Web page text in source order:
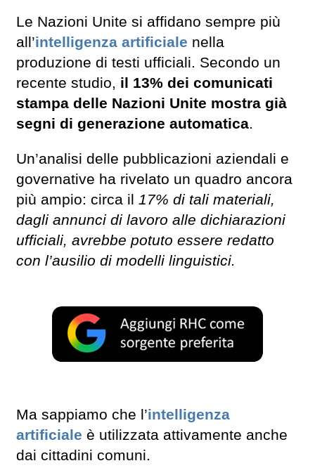
Le Nazioni Unite si affidano sempre più
all’intelligenza artificiale nella
produzione di testi ufficiali. Secondo un
recente studio, il 13% dei comunicati
stampa delle Nazioni Unite mostra già
segni di generazione automatica.
Un’analisi delle pubblicazioni aziendali e
governative ha rivelato un quadro ancora
più ampio: circa il 17% di tali materiali,
dagli annunci di lavoro alle dichiarazioni
ufficiali, avrebbe potuto essere redatto
con l’ausilio di modelli linguistici.
Ma sappiamo che l’intelligenza
artificiale è utilizzata attivamente anche
dai cittadini comuni.